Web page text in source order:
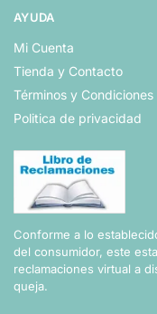
AYUDA
Mi Cuenta
Tienda y Contacto
Términos y Condiciones
Politica de privacidad
Conforme a lo
del consumidor, este
reclamaciones virtual a
queja.